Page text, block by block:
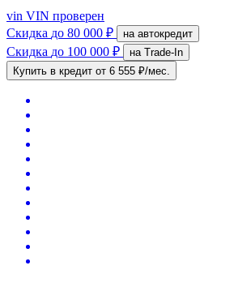
vin VIN проверен
Скидка до 80 000 ₽ на автокредит
Скидка до 100 000 ₽
на Trade-In
Купить в кредит от 6 555 ₽/мес.